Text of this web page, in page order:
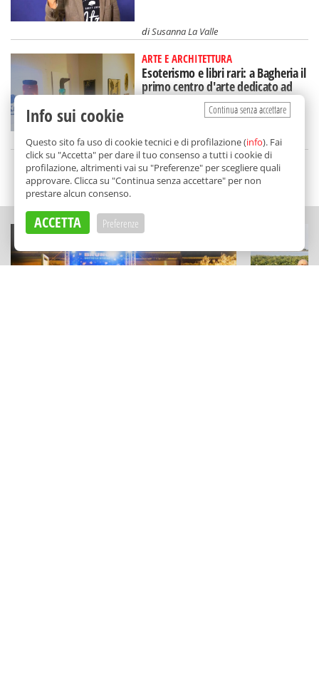
diSusanna La Valle
ARTE E ARCHITETTURA
Esoterismo e libri rari: a Bagheria il
primo centro d'arte dedicato ad
Aleister Crowley
diRedazione
SCELTO DA BALARM
Continua senza accettare
Info sui cookie
Questo sito fa uso di cookie tecnici e di profilazione (info). Fai
click su "Accetta" per dare il tuo consenso a tutti i cookie di
profilazione, altrimenti vai su "Preferenze" per scegliere quali
approvare. Clicca su "Continua senza accettare" per non
prestare alcun consenso.
ACCETTA Preferenze